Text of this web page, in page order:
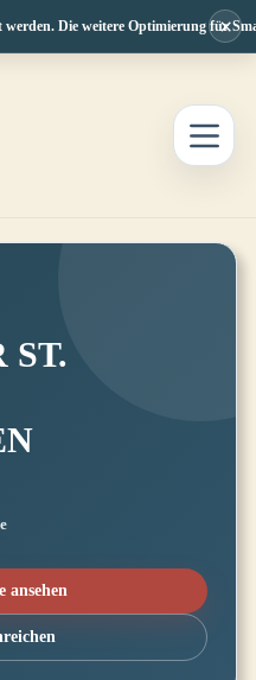
Die weitere Optimierung für×
ST.
ansehen